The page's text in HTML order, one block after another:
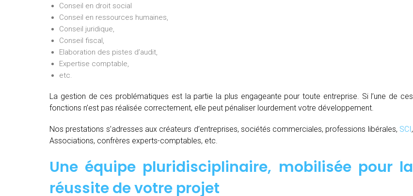
Conseil en droit social
Conseil en ressources humaines,
Conseil juridique,
Conseil fiscal,
Elaboration des pistes d’audit,
Expertise comptable,
etc.
La gestion de ces problématiques est la partie la plus engageante pour toute entreprise. Si l’une de ces
fonctions n’est pas réalisée correctement, elle peut pénaliser lourdement votre développement.
Nos prestations s’adresses aux créateurs d’entreprises, sociétés commerciales, professions libérales, SCI,
Associations, confrères experts-comptables, etc.
Une équipe pluridisciplinaire, mobilisée pour la
réussite de votre projet